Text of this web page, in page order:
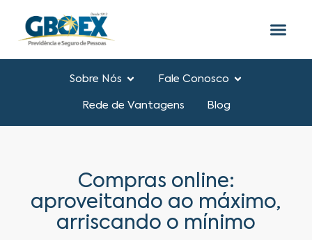
Sobre Nós Fale Conosco
Rede de Vantagens Blog
Compras online:
aproveitando ao máximo,
arriscando o mínimo